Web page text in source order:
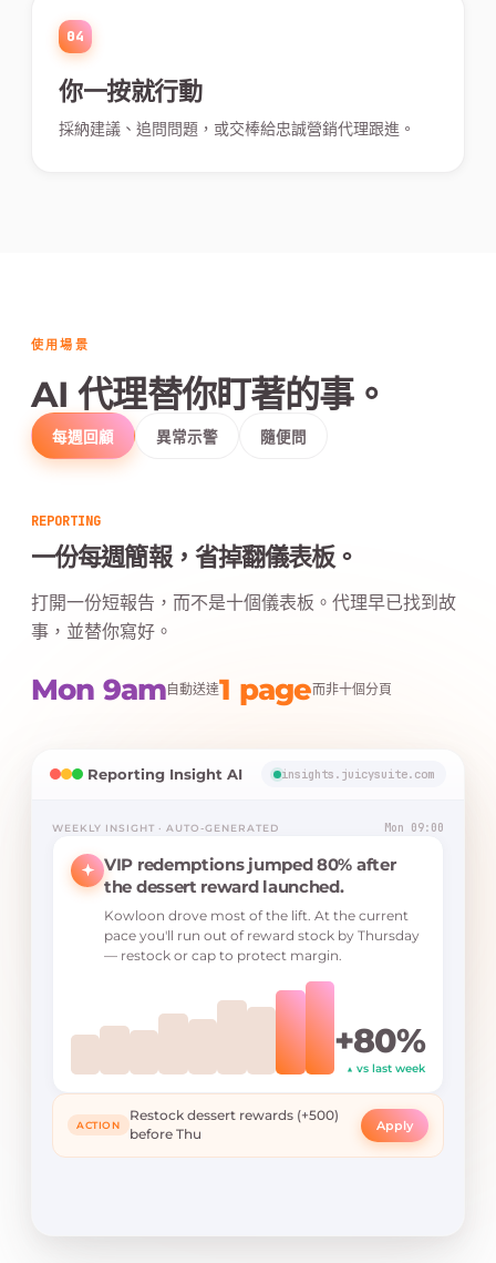
04
你一按就行動
採納建議、追問問題，或交棒給忠誠營銷代理跟進。
使用場景
AI 代理替你盯著的事。
每週回顧 異常示警 隨便問
REPORTING
一份每週簡報，省掉翻儀表板。
打開一份短報告，而不是十個儀表板。代理早已找到故
事，並替你寫好。
Mon 9am自動送達1 page而非十個分頁
Reporting Insight AI insights.juicysuite.com
WEEKLY INSIGHT · AUTO-GENERATED Mon 09:00
VIP redemptions jumped 80% after
the dessert reward launched.
Kowloon drove most of the lift. At the current
pace you'll run out of reward stock by Thursday
— restock or cap to protect margin.
+80%
▲ vs last week
ACTION
Restock dessert rewards (+500)
before Thu
Apply